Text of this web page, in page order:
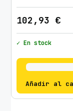
102,93 €
✓ En stock
Añadir al